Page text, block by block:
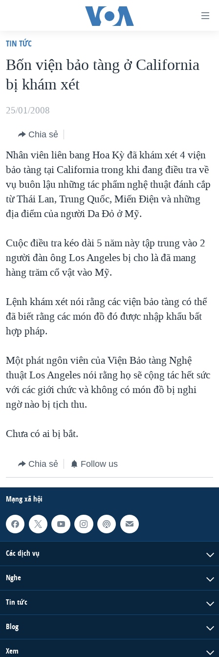
truy
cập
Tới
dung
chính
điều
hướng
chính
Đi
tới
VIỆT NAM
HOA KỲ
BIỂN ĐÔNG
BLOG
DIỄN ĐÀN
MỤC
TỰ DO BÁO CHÍ
VẠCH TRẦN TIN GIẢ
ĐỜI SỐNG
SỨC KHOẺ
VĂN HOÁ
THỂ THAO
CHUYÊN ĐỀ
CHIẾN TRANH THƯƠNG MẠI CỦA MỸ: QUÁ KHỨ VÀ HIỆN
HÀNH TRÌNH BẦU CỬ 2024
MỘT NĂM CHIẾN TRANH TẠI DẢI GAZA
GIẢI MÃ VÀNH ĐAI & CON ĐƯỜNG
TRỊNH VĨNH BÌNH - NGƯỜI HẠ 'BÊN THẮNG CUỘC'
GROUND ZERO – XƯA VÀ NAY
CÁC GIÁ TRỊ CỘNG HÒA Ở VIỆT NAM
THƯỢNG ĐỈNH TRUMP-KIM TẠI VIỆT NAM
TRỊNH VĨNH BÌNH VS. CHÍNH PHỦ VIỆT NAM
BÊN KIA QUỐC LỘ: TIẾNG VỌNG TỪ NÔNG THÔN MỸ
HỌC TIẾNG ANH
NGHE
MẠNG XÃ HỘI
Ngôn ngữ khác
TIN TỨC
Bốn viện bảo tàng ở California
bị khám xét
25/01/2008
Chia sẻ
Nhân viên liên bang Hoa Kỳ đã khám xét 4 viện
bảo tàng tại California trong khi đang điều tra về
vụ buôn lậu những tác phẩm nghệ thuật đánh cắp
từ Thái Lan, Trung Quốc, Miến Điện và những
địa điểm của người Da Đỏ ở Mỹ.
Cuộc điều tra kéo dài 5 năm này tập trung vào 2
người đàn ông Los Angeles bị cho là đã mang
hàng trăm cổ vật vào Mỹ.
Lệnh khám xét nói rằng các viện bảo tàng có thể
đã biết rằng các món đồ đó được nhập khẩu bất
hợp pháp.
Một phát ngôn viên của Viện Bảo tàng Nghệ
thuật Los Angeles nói rằng họ sẽ cộng tác hết sức
với các giới chức và không có món đồ bị nghi
ngờ nào bị tịch thu.
Chưa có ai bị bắt.
Chia sẻ Follow us
Mạng xã hội
Các dịch vụ
Nghe
Tin tức
Blog
Xem